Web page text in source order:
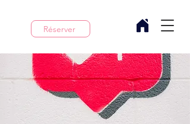
Réserver